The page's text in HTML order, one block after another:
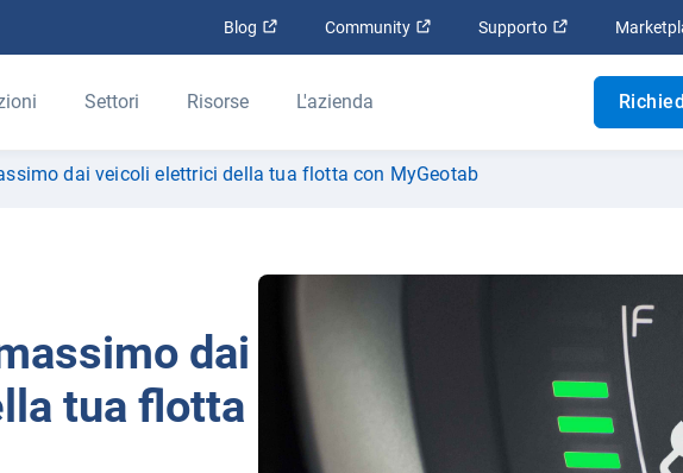
Blog Apri in una nuova finestra
Community Apri in una nuova finestra
Supporto Apri in una
Settori Risorse L'azienda
dai veicoli elettrici della tua flotta con MyGeotab
dai
tua flotta